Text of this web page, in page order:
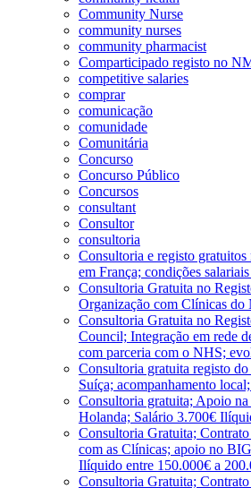
Community Nurse
community nurses
community pharmacist
Comparticipado registo no
competitive salaries
comprar
comunicação
comunidade
Comunitária
Concurso
Concurso Público
Concursos
consultant
Consultor
consultoria
Consultoria e registo
em França; condições
Consultoria Gratuita no
Organização com Clínicas do
Consultoria Gratuita no
Council; Integração em rede
com parceria com o NHS;
Consultoria gratuita registo
Suíça; acompanhamento
Consultoria gratuita; Apoio
Holanda; Salário 3.700€
Consultoria Gratuita;
com as Clínicas; apoio no
Ilíquido entre 150.000€ a
Consultoria Gratuita;